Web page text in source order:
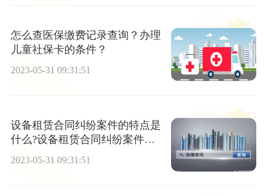
怎么查医保缴费记录查询？办理
儿童社保卡的条件？
2023-05-31 09:31:51
设备租赁合同纠纷案件的特点是
什么?设备租赁合同纠纷案件的
2023-05-31 09:31:51